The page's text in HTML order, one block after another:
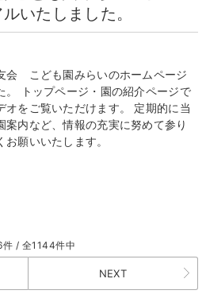
いたしました。
会 こども園みらいのホームページ
。 トップページ・園の紹介ページで
オをご覧いただけます。 定期的に当
内など、情報の充実に努めて参り
願いいたします。
件 / 全1144件中
NEXT